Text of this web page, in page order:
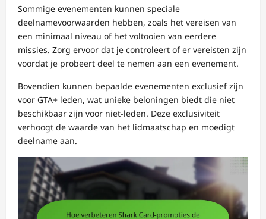
Sommige evenementen kunnen speciale
deelnamevoorwaarden hebben, zoals het vereisen van
een minimaal niveau of het voltooien van eerdere
missies. Zorg ervoor dat je controleert of er vereisten zijn
voordat je probeert deel te nemen aan een evenement.
Bovendien kunnen bepaalde evenementen exclusief zijn
voor GTA+ leden, wat unieke beloningen biedt die niet
beschikbaar zijn voor niet-leden. Deze exclusiviteit
verhoogt de waarde van het lidmaatschap en moedigt
deelname aan.